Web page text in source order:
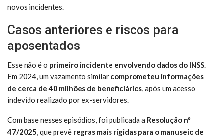
novos incidentes.
Casos anteriores e riscos para
aposentados
Esse não é o primeiro incidente envolvendo dados do INSS.
Em 2024, um vazamento similar comprometeu informações
de cerca de 40 milhões de beneficiários, após um acesso
indevido realizado por ex-servidores.
Com base nesses episódios, foi publicada a Resolução nº
47/2025, que prevê regras mais rígidas para o manuseio de